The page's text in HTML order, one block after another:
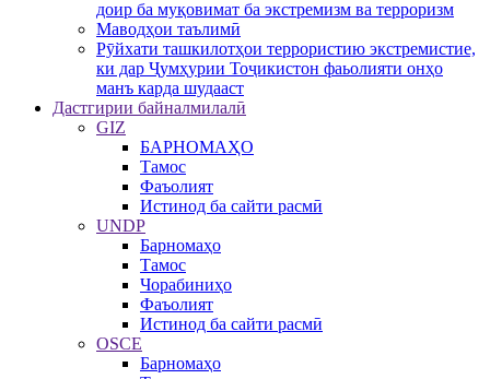
доир ба муқовимат ба экстремизм ва терроризм
Маводҳои таълимӣ
Рӯйхати ташкилотҳои террористию экстремистие,
ки дар Ҷумҳурии Тоҷикистон фаьолияти онҳо
манъ карда шудааст
Дастгирии байналмилалӣ
GIZ
БАРНОМАҲО
Тамос
Фаъолият
Истинод ба сайти расмӣ
UNDP
Барномаҳо
Тамос
Чорабиниҳо
Фаъолият
Истинод ба сайти расмӣ
OSCE
Барномаҳо